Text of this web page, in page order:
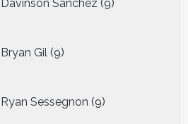
Davinson Sanchez 9
producten
Bryan Gil 9
producten
Ryan Sessegnon 9
producten